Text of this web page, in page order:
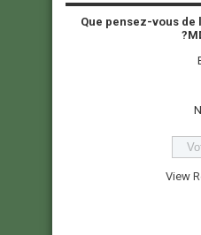
Que pensez-vous
View